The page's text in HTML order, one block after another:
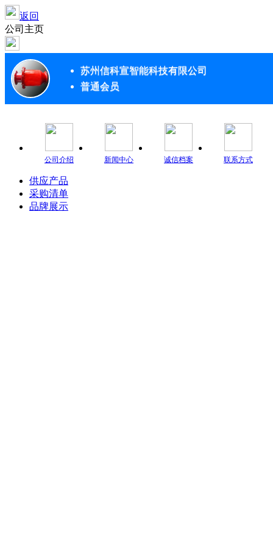
返回
公司主页
苏州信科宣智能科技有限公司
普通会员
公司介绍 新闻中心 诚信档案 联系方式
供应产品
采购清单
品牌展示